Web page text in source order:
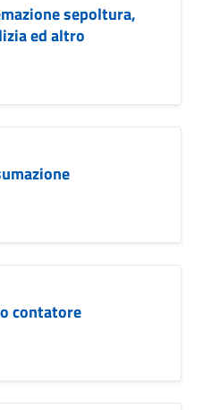
sepoltura,
ed altro
contatore